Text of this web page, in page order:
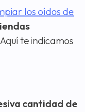
los oídos de
te indicamos
cantidad de